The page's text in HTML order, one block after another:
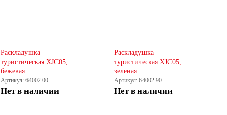
Раскладушка
туристическая XJC05,
бежевая
Артикул: 64002.00
Нет в наличии
Раскладушка
туристическая XJC05,
зеленая
Артикул: 64002.90
Нет в наличии